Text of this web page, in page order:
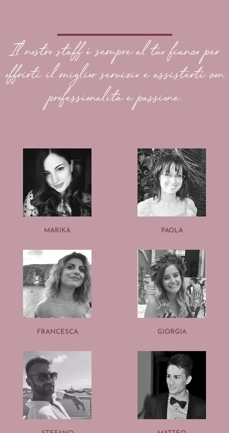
Il nostro staff è sempre al tuo fianco per
offrirti il miglior servizio e assisterti con
professionalità e passione.
MARIKA PAOLA
FRANCESCA GIORGIA